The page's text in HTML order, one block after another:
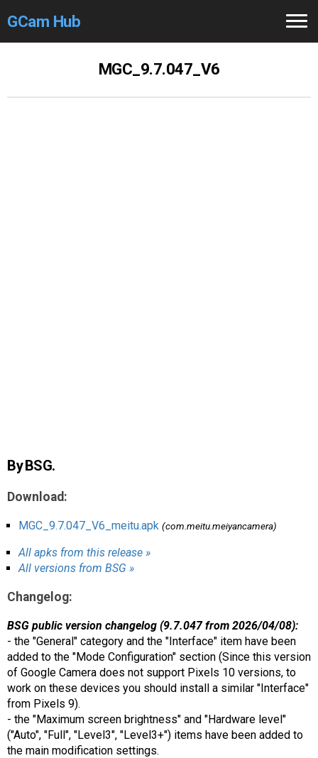
GCam Hub
MGC_9.7.047_V6
By BSG.
Download:
MGC_9.7.047_V6_meitu.apk (com.meitu.meiyancamera)
All apks from this release »
All versions from BSG »
Changelog:
BSG public version changelog (9.7.047 from 2026/04/08):
- the "General" category and the "Interface" item have been
added to the "Mode Configuration" section (Since this version
of Google Camera does not support Pixels 10 versions, to
work on these devices you should install a similar "Interface"
from Pixels 9).
- the "Maximum screen brightness" and "Hardware level"
("Auto", "Full", "Level3", "Level3+") items have been added to
the main modification settings.